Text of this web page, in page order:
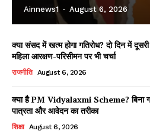
Ainnews1 - August 6, 2026
क्या संसद में खत्म होगा गतिरोध? दो दिन में
महिला आरक्षण-परिसीमन पर भी चर्चा
राजनीति August 6, 2026
क्या है PM Vidyalaxmi Scheme? बिना
पात्रता और आवेदन का तरीका
शिक्षा August 6, 2026